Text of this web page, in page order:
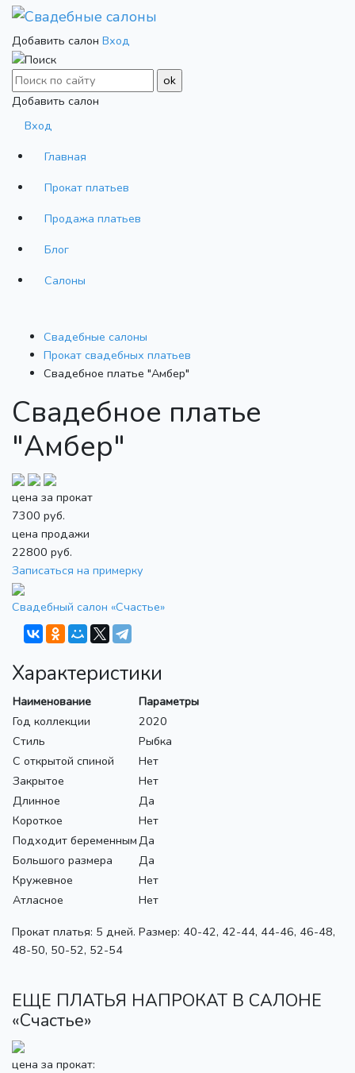
Добавить салон Вход
Добавить салон
Вход
Главная
Прокат платьев
Продажа платьев
Блог
Салоны
Свадебные салоны
Прокат свадебных платьев
Свадебное платье "Амбер"
Свадебное платье
"Амбер"
цена за прокат
7300 руб.
цена продажи
22800 руб.
Записаться на примерку
Свадебный салон «Счастье»
Характеристики
Наименование
Параметры
Год коллекции
2020
Стиль
Рыбка
С открытой спиной
Нет
Закрытое
Нет
Длинное
Да
Короткое
Нет
Подходит беременнымДа
Большого размера
Да
Кружевное
Нет
Атласное
Нет
Прокат платья: 5 дней. Размер: 40-42, 42-44, 44-46, 46-48,
48-50, 50-52, 52-54
ЕЩЕ ПЛАТЬЯ НАПРОКАТ В САЛОНЕ
«Счастье»
цена за прокат: